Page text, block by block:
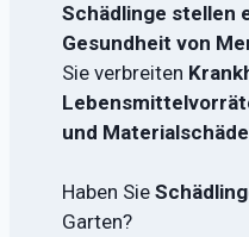
Schädlinge stellen
Gesundheit von
Sie verbreiten
und
Haben Sie
Garten?